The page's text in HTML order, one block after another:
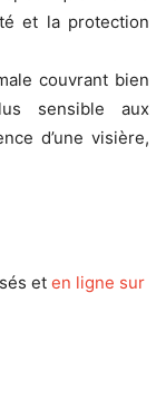
et la protection
couvrant bien
sensible aux
d’une visière,
et en ligne sur